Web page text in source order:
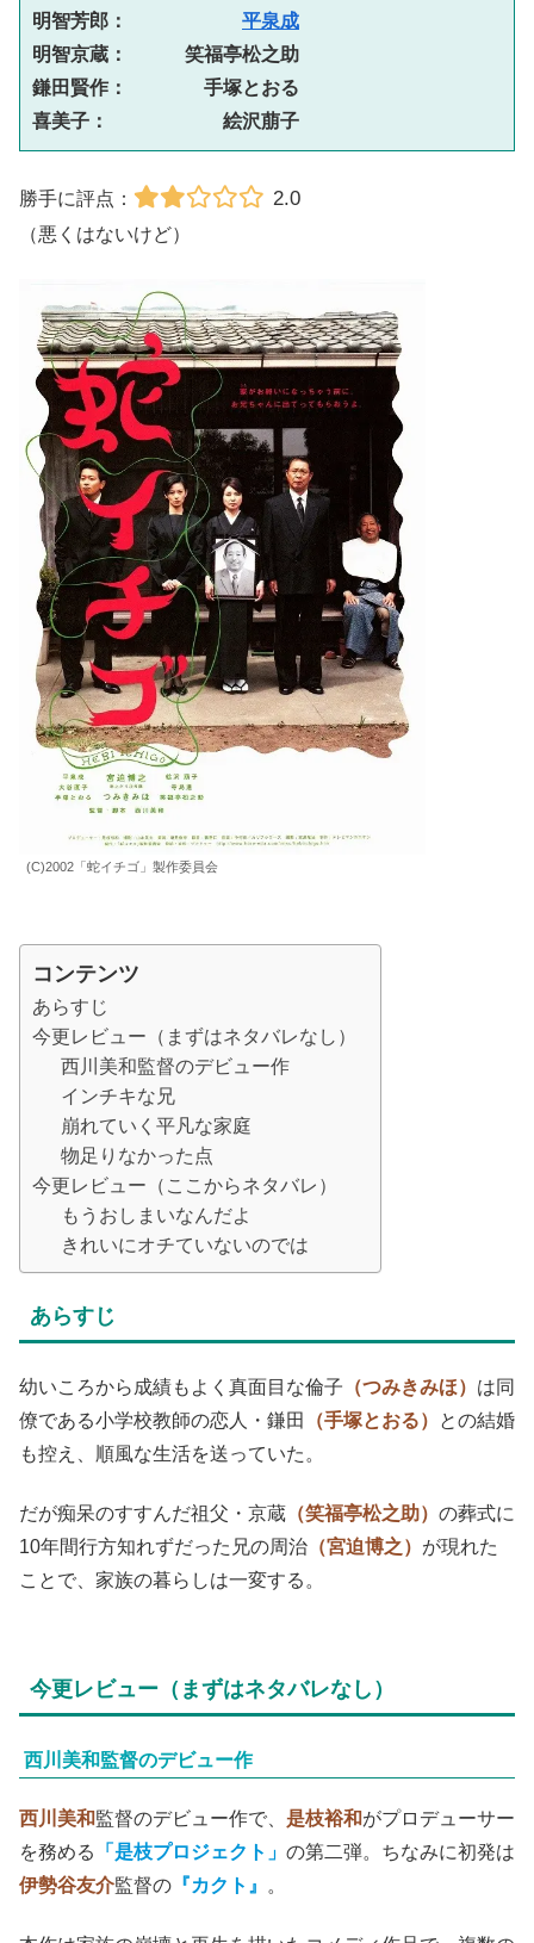
明智芳郎： 平泉成
明智京蔵：　　　笑福亭松之助
鎌田賢作：　　　　手塚とおる
喜美子：　　　　　　絵沢萠子
勝手に評点： 2.0
（悪くはないけど）
(C)2002「蛇イチゴ」製作委員会
コンテンツ
あらすじ
今更レビュー（まずはネタバレなし）
西川美和監督のデビュー作
インチキな兄
崩れていく平凡な家庭
物足りなかった点
今更レビュー（ここからネタバレ）
もうおしまいなんだよ
きれいにオチていないのでは
あらすじ
幼いころから成績もよく真面目な倫子 （つみきみほ） は同
僚である小学校教師の恋人・鎌田
（手塚とおる）
との結婚
も控え、順風な生活を送っていた。
だが痴呆のすすんだ祖父・京蔵 （笑福亭松之助） の葬式に
10年間行方知れずだった兄の周治 （宮迫博之） が現れた
ことで、家族の暮らしは一変する。
今更レビュー（まずはネタバレなし）
西川美和監督のデビュー作
西川美和監督のデビュー作で、 是枝裕和がプロデューサー
を務める
「是枝プロジェクト」 の第二弾。ちなみに初発は
伊勢谷友介監督の 『カクト』 。